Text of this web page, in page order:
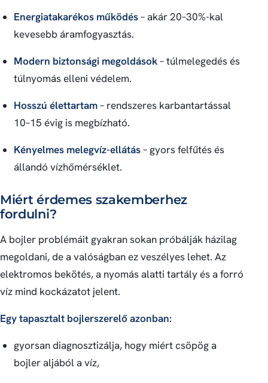
Energiatakarékos működés– akár 20–30%-kal
kevesebb áramfogyasztás.
Modern biztonsági megoldások– túlmelegedés és
túlnyomás elleni védelem.
Hosszú élettartam– rendszeres karbantartással
10–15 évig is megbízható.
Kényelmes melegvíz-ellátás– gyors felfűtés és
állandó vízhőmérséklet.
Miért érdemes szakemberhez
fordulni?
A bojler problémáit gyakran sokan próbálják házilag
megoldani, de a valóságban ez veszélyes lehet. Az
elektromos bekötés, a nyomás alatti tartály és a forró
víz mind kockázatot jelent.
Egy tapasztalt bojlerszerelő azonban:
gyorsan diagnosztizálja, hogy miért csöpög a
bojler aljából a víz,